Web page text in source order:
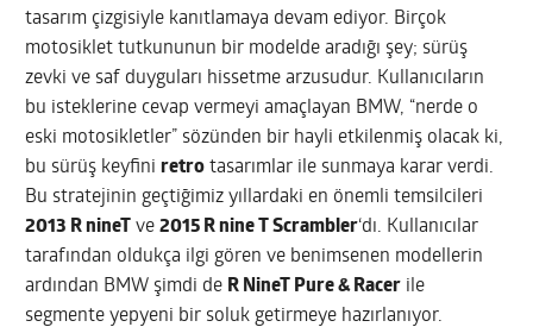
tasarım çizgisiyle kanıtlamaya devam ediyor. Birçok
motosiklet tutkununun bir modelde aradığı şey; sürüş
zevki ve saf duyguları hissetme arzusudur. Kullanıcıların
bu isteklerine cevap vermeyi amaçlayan BMW, “nerde o
eski motosikletler” sözünden bir hayli etkilenmiş olacak ki,
bu sürüş keyfiniretro tasarımlar ile sunmaya karar verdi.
Bu stratejinin geçtiğimiz yıllardaki en önemli temsilcileri
2013 R nineT
ve2015 R nine T Scrambler‘dı. Kullanıcılar
tarafından oldukça ilgi gören ve benimsenen modellerin
ardından BMW şimdi de R NineT Pure & Racer ile
segmente yepyeni bir soluk getirmeye hazırlanıyor.